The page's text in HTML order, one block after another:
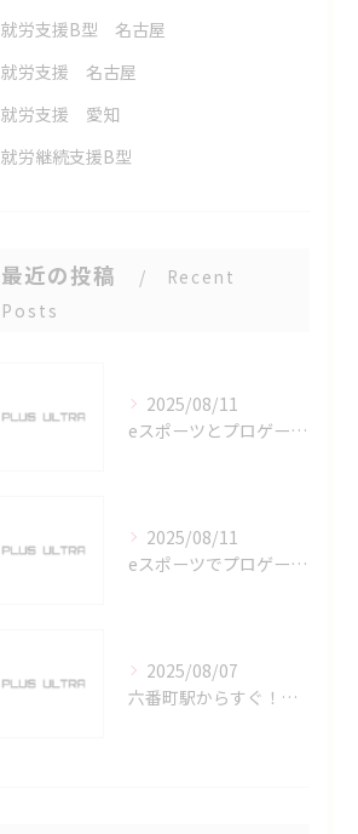
就労支援B型 名古屋
就労支援 名古屋
就労支援 愛知
就労継続支援B型
最近の投稿
Recent
Posts
2025/08/11
eスポーツとプロゲーマーを六番町駅で目指すための実践ガイド
2025/08/11
eスポーツでプロゲーマーを目指す愛知県名古屋市の最新キャリアガイド
2025/08/07
六番町駅からすぐ！名古屋のeスポーツ施設で快適なプレイ環境を確保